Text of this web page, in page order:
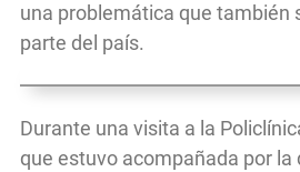
una problemática que también
parte del país.
Durante una visita a la
que estuvo acompañada por la